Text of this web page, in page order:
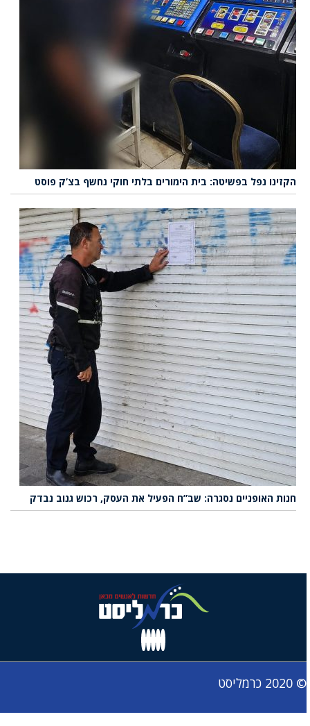
הקזינו נפל בפשיטה: בית הימורים בלתי חוקי נחשף בצ’ק פוסט
חנות האופניים נסגרה: שב”ח הפעיל את העסק, רכוש גנוב נבדק
© 2020 כרמליסט